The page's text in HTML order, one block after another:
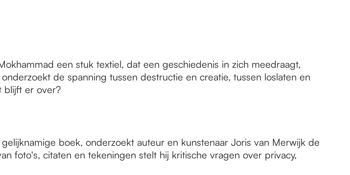
een stuk textiel, dat een geschiedenis in zich meedraagt,
de spanning tussen destructie en creatie, tussen loslaten en
blijft er over?
boek, onderzoekt auteur en kunstenaar Joris van Merwijk de
foto's, citaten en tekeningen stelt hij kritische vragen over privacy,